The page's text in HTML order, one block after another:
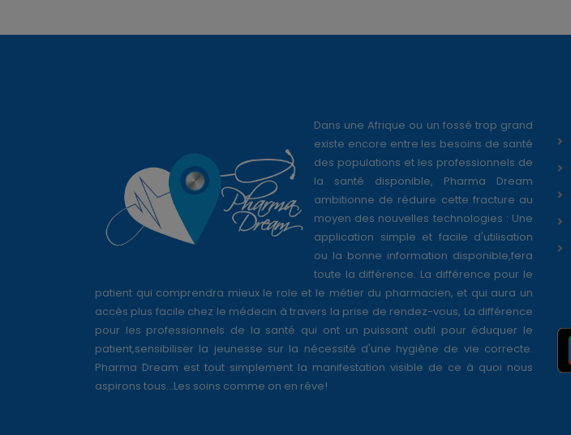
Dans une Afrique ou un fossé trop grand
existe encore entre les besoins de santé
des populations et les professionnels de
la santé disponible, Pharma Dream
ambitionne de réduire cette fracture au
moyen des nouvelles technologies : Une
application simple et facile d'utilisation
ou la bonne information disponible,fera
toute la différence. La différence pour le
patient qui comprendra mieux le role et le métier du pharmacien, et qui aura un
accès plus facile chez le médecin à travers la prise de rendez-vous, La différence
pour les professionnels de la santé qui ont un puissant outil pour éduquer le
patient,sensibiliser la jeunesse sur la nécessité d'une hygiène de vie correcte.
Pharma Dream est tout simplement la manifestation visible de ce à quoi nous
aspirons tous...Les soins comme on en rêve!